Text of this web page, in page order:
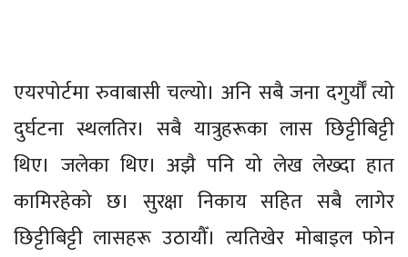
एयरपोर्टमा रुवाबासी चल्यो। अनि सबै जना दगुर्यौँ त्यो
दुर्घटना स्थलतिर। सबै यात्रुहरूका लास छिट्टीबिट्टी
थिए। जलेका थिए। अझै पनि यो लेख लेख्दा हात
कामिरहेको छ। सुरक्षा निकाय सहित सबै लागेर
छिट्टीबिट्टी लासहरू उठायौँ। त्यतिखेर मोबाइल फोन